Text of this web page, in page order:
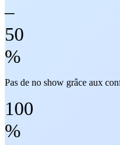
–
50
%
Pas de no show grâce aux
100
%